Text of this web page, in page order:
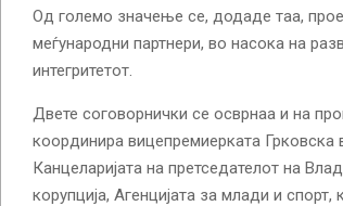
Од големо значење се, додаде таа,
меѓународни партнери, во насока на
интегритетот.
Двете соговорнички се осврнаа и на
координира вицепремиерката
Канцеларијата на претседателот на
корупција, Агенцијата за млади и